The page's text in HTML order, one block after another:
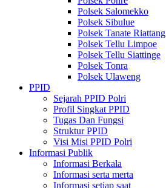
Polsek Salomekko
Polsek Sibulue
Polsek Tanate Riattang
Polsek Tellu Limpoe
Polsek Tellu Siattinge
Polsek Tonra
Polsek Ulaweng
PPID
Sejarah PPID Polri
Profil Singkat PPID
Tugas Dan Fungsi
Struktur PPID
Visi Misi PPID Polri
Informasi Publik
Informasi Berkala
Informasi serta merta
Informasi setiap saat